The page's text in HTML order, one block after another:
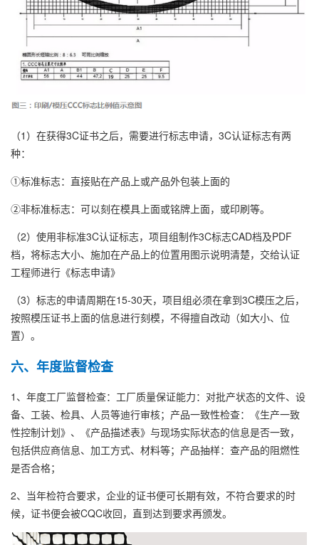
（1）在获得3C证书之后，需要进行标志申请，3C认证标志有两
种：
①标准标志：直接贴在产品上或产品外包装上面的
②非标准标志：可以刻在模具上面或铭牌上面，或印刷等。
（2）使用非标准3C认证标志，项目组制作3C标志CAD档及PDF
档，将标志大小、施加在产品上的位置用图示说明清楚，交给认证
工程师进行《标志申请》
（3）标志的申请周期在15-30天，项目组必须在拿到3C模压之后，
按照模压证书上面的信息进行刻模，不得擅自改动（如大小、位
置）。
六、年度监督检查
1、年度工厂监督检查：工厂质量保证能力：对批产状态的文件、设
备、工装、检具、人员等迪行审核；产品一致性检查：《生产一致
性控制计划》、《产品描述表》与现场实际状态的信息是否一致，
包括供应商信息、加工方式、材料等；产品抽样：查产品的阻燃性
是否合格；
2、当年检符合要求，企业的证书便可长期有效，不符合要求的时
候，证书便会被CQC收回，直到达到要求再颁发。